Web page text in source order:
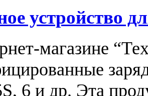
устройство
магазине
6 и др. Эта